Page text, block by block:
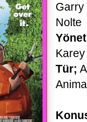
Garry
Nolte
Tür;